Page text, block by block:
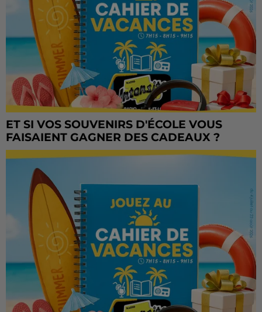
ET SI VOS SOUVENIRS D'ÉCOLE VOUS
FAISAIENT GAGNER DES CADEAUX ?